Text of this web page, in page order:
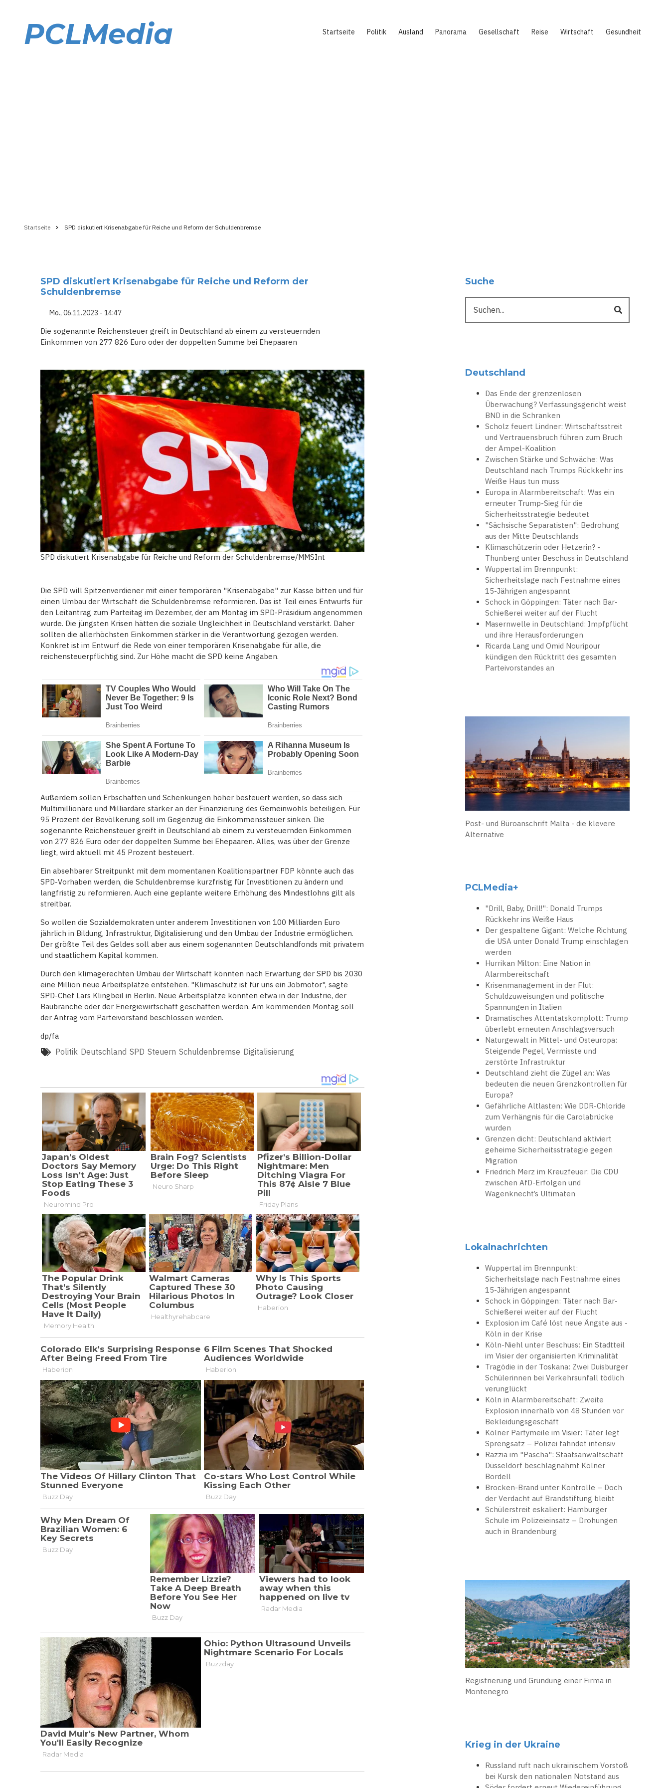
PCLMedia Startseite Politik Ausland Panorama Gesellschaft Reise Wirtschaft Gesundheit
Startseite SPD diskutiert Krisenabgabe für Reiche und Reform der Schuldenbremse
SPD diskutiert Krisenabgabe für Reiche und Reform der
Schuldenbremse
Mo., 06.11.2023 - 14:47
Die sogenannte Reichensteuer greift in Deutschland ab einem zu versteuernden
Einkommen von 277 826 Euro oder der doppelten Summe bei Ehepaaren
SPD diskutiert Krisenabgabe für Reiche und Reform der Schuldenbremse/MMSInt
Die SPD will Spitzenverdiener mit einer temporären "Krisenabgabe" zur Kasse bitten und für
einen Umbau der Wirtschaft die Schuldenbremse reformieren. Das ist Teil eines Entwurfs für
den Leitantrag zum Parteitag im Dezember, der am Montag im SPD-Präsidium angenommen
wurde. Die jüngsten Krisen hätten die soziale Ungleichheit in Deutschland verstärkt. Daher
sollten die allerhöchsten Einkommen stärker in die Verantwortung gezogen werden.
Konkret ist im Entwurf die Rede von einer temporären Krisenabgabe für alle, die
reichensteuerpflichtig sind. Zur Höhe macht die SPD keine Angaben.
Außerdem sollen Erbschaften und Schenkungen höher besteuert werden, so dass sich
Multimillionäre und Milliardäre stärker an der Finanzierung des Gemeinwohls beteiligen. Für
95 Prozent der Bevölkerung soll im Gegenzug die Einkommenssteuer sinken. Die
sogenannte Reichensteuer greift in Deutschland ab einem zu versteuernden Einkommen
von 277 826 Euro oder der doppelten Summe bei Ehepaaren. Alles, was über der Grenze
liegt, wird aktuell mit 45 Prozent besteuert.
Ein absehbarer Streitpunkt mit dem momentanen Koalitionspartner FDP könnte auch das
SPD-Vorhaben werden, die Schuldenbremse kurzfristig für Investitionen zu ändern und
langfristig zu reformieren. Auch eine geplante weitere Erhöhung des Mindestlohns gilt als
streitbar.
So wollen die Sozialdemokraten unter anderem Investitionen von 100 Milliarden Euro
jährlich in Bildung, Infrastruktur, Digitalisierung und den Umbau der Industrie ermöglichen.
Der größte Teil des Geldes soll aber aus einem sogenannten Deutschlandfonds mit privatem
und staatlichem Kapital kommen.
Durch den klimagerechten Umbau der Wirtschaft könnten nach Erwartung der SPD bis 2030
eine Million neue Arbeitsplätze entstehen. "Klimaschutz ist für uns ein Jobmotor", sagte
SPD-Chef Lars Klingbeil in Berlin. Neue Arbeitsplätze könnten etwa in der Industrie, der
Baubranche oder der Energiewirtschaft geschaffen werden. Am kommenden Montag soll
der Antrag vom Parteivorstand beschlossen werden.
dp/fa
Politik Deutschland SPD Steuern Schuldenbremse Digitalisierung
Suche
Deutschland
Das Ende der grenzenlosen
Überwachung? Verfassungsgericht weist
BND in die Schranken
Scholz feuert Lindner: Wirtschaftsstreit
und Vertrauensbruch führen zum Bruch
der Ampel-Koalition
Zwischen Stärke und Schwäche: Was
Deutschland nach Trumps Rückkehr ins
Weiße Haus tun muss
Europa in Alarmbereitschaft: Was ein
erneuter Trump-Sieg für die
Sicherheitsstrategie bedeutet
"Sächsische Separatisten": Bedrohung
aus der Mitte Deutschlands
Klimaschützerin oder Hetzerin? -
Thunberg unter Beschuss in Deutschland
Wuppertal im Brennpunkt:
Sicherheitslage nach Festnahme eines
15-Jährigen angespannt
Schock in Göppingen: Täter nach Bar-
Schießerei weiter auf der Flucht
Masernwelle in Deutschland: Impfpflicht
und ihre Herausforderungen
Ricarda Lang und Omid Nouripour
kündigen den Rücktritt des gesamten
Parteivorstandes an
Post- und Büroanschrift Malta - die klevere
Alternative
PCLMedia+
"Drill, Baby, Drill!": Donald Trumps
Rückkehr ins Weiße Haus
Der gespaltene Gigant: Welche Richtung
die USA unter Donald Trump einschlagen
werden
Hurrikan Milton: Eine Nation in
Alarmbereitschaft
Krisenmanagement in der Flut:
Schuldzuweisungen und politische
Spannungen in Italien
Dramatisches Attentatskomplott: Trump
überlebt erneuten Anschlagsversuch
Naturgewalt in Mittel- und Osteuropa:
Steigende Pegel, Vermisste und
zerstörte Infrastruktur
Deutschland zieht die Zügel an: Was
bedeuten die neuen Grenzkontrollen für
Europa?
Gefährliche Altlasten: Wie DDR-Chloride
zum Verhängnis für die Carolabrücke
wurden
Grenzen dicht: Deutschland aktiviert
geheime Sicherheitsstrategie gegen
Migration
Friedrich Merz im Kreuzfeuer: Die CDU
zwischen AfD-Erfolgen und
Wagenknecht’s Ultimaten
Lokalnachrichten
Wuppertal im Brennpunkt:
Sicherheitslage nach Festnahme eines
15-Jährigen angespannt
Schock in Göppingen: Täter nach Bar-
Schießerei weiter auf der Flucht
Explosion im Café löst neue Ängste aus -
Köln in der Krise
Köln-Niehl unter Beschuss: Ein Stadtteil
im Visier der organisierten Kriminalität
Tragödie in der Toskana: Zwei Duisburger
Schülerinnen bei Verkehrsunfall tödlich
verunglückt
Köln in Alarmbereitschaft: Zweite
Explosion innerhalb von 48 Stunden vor
Bekleidungsgeschäft
Kölner Partymeile im Visier: Täter legt
Sprengsatz – Polizei fahndet intensiv
Razzia im "Pascha": Staatsanwaltschaft
Düsseldorf beschlagnahmt Kölner
Bordell
Brocken-Brand unter Kontrolle – Doch
der Verdacht auf Brandstiftung bleibt
Schülerstreit eskaliert: Hamburger
Schule im Polizeieinsatz – Drohungen
auch in Brandenburg
Registrierung und Gründung einer Firma in
Montenegro
Krieg in der Ukraine
Russland ruft nach ukrainischem Vorstoß
bei Kursk den nationalen Notstand aus